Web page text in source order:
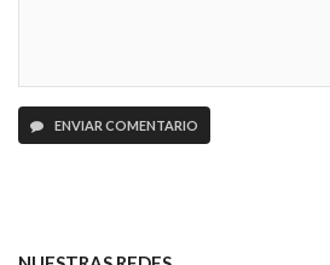
ENVIAR COMENTARIO